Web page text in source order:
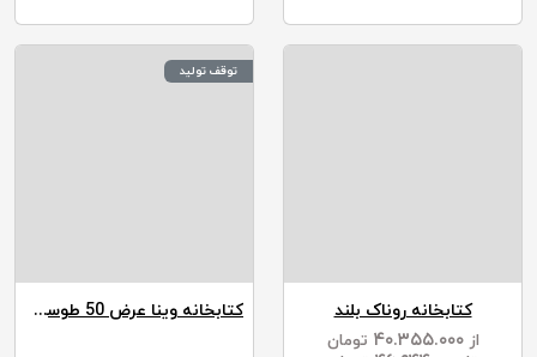
کتابخانه روناک بلند
از ۴۰.۳۵۵.۰۰۰
تومان
توقف تولید
کتابخانه وینا عرض 50 طوسی M138 (اوتلت)